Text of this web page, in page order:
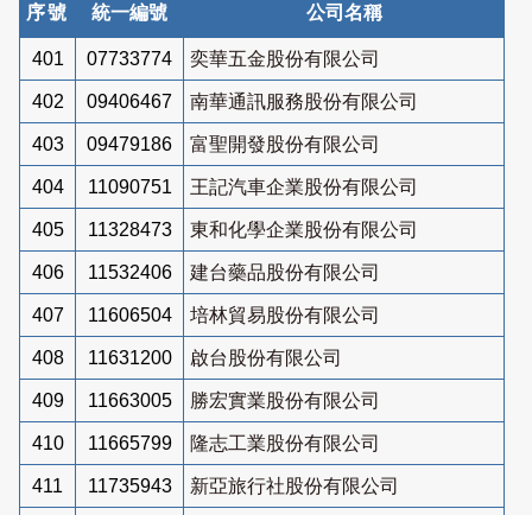
序號 統一編號 公司名稱
401 07733774 奕華五金股份有限公司
402 09406467 南華通訊服務股份有限公司
403 09479186 富聖開發股份有限公司
404 11090751 王記汽車企業股份有限公司
405 11328473 東和化學企業股份有限公司
406 11532406 建台藥品股份有限公司
407 11606504 培林貿易股份有限公司
408 11631200 啟台股份有限公司
409 11663005 勝宏實業股份有限公司
410 11665799 隆志工業股份有限公司
411 11735943 新亞旅行社股份有限公司